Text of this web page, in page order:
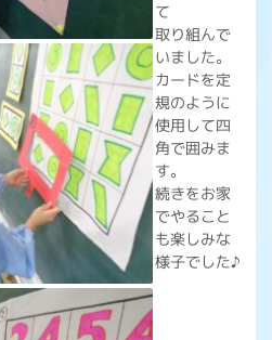
て
取り組んで
いました。
カードを定
規のように
使用して四
角で囲みま
す。
続きをお家
でやること
も楽しみな
様子でした♪